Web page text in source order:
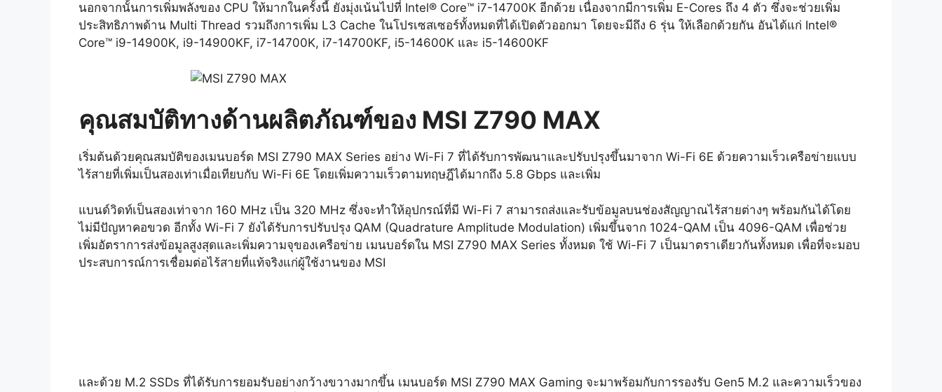
นอกจากนั้นการเพิ่มพลังของ CPU ให้มากในครั้งนี้ ยังมุ่งเน้นไปที่ Intel® Core™ i7-14700K อีกด้วย เนื่องจากมีการเพิ่ม E-Cores ถึง 4 ตัว ซึ่งจะช่วยเพิ่ม
ประสิทธิภาพด้าน Multi Thread รวมถึงการเพิ่ม L3 Cache ในโปรเซสเซอร์ทั้งหมดที่ได้เปิดตัวออกมา โดยจะมีถึง 6 รุ่น ให้เลือกด้วยกัน อันได้แก่ Intel®
Core™ i9-14900K, i9-14900KF, i7-14700K, i7-14700KF, i5-14600K และ i5-14600KF
คุณสมบัติทางด้านผลิตภัณฑ์ของ MSI Z790 MAX
เริ่มต้นด้วยคุณสมบัติของเมนบอร์ด MSI Z790 MAX Series อย่าง Wi-Fi 7 ที่ได้รับการพัฒนาและปรับปรุงขึ้นมาจาก Wi-Fi 6E ด้วยความเร็วเครือข่ายแบบ
ไร้สายที่เพิ่มเป็นสองเท่าเมื่อเทียบกับ Wi-Fi 6E โดยเพิ่มความเร็วตามทฤษฎีได้มากถึง 5.8 Gbps และเพิ่ม
แบนด์วิดท์เป็นสองเท่าจาก 160 MHz เป็น 320 MHz ซึ่งจะทำให้อุปกรณ์ที่มี Wi-Fi 7 สามารถส่งและรับข้อมูลบนช่องสัญญาณไร้สายต่างๆ พร้อมกันได้โดย
ไม่มีปัญหาคอขวด อีกทั้ง Wi-Fi 7 ยังได้รับการปรับปรุง QAM (Quadrature Amplitude Modulation) เพิ่มขึ้นจาก 1024-QAM เป็น 4096-QAM เพื่อช่วย
เพิ่มอัตราการส่งข้อมูลสูงสุดและเพิ่มความจุของเครือข่าย เมนบอร์ดใน MSI Z790 MAX Series ทั้งหมด ใช้ Wi-Fi 7 เป็นมาตราเดียวกันทั้งหมด เพื่อที่จะมอบ
ประสบการณ์การเชื่อมต่อไร้สายที่แท้จริงแก่ผู้ใช้งานของ MSI
และด้วย M.2 SSDs ที่ได้รับการยอมรับอย่างกว้างขวางมากขึ้น เมนบอร์ด MSI Z790 MAX Gaming จะมาพร้อมกับการรองรับ Gen5 M.2 และความเร็วของ